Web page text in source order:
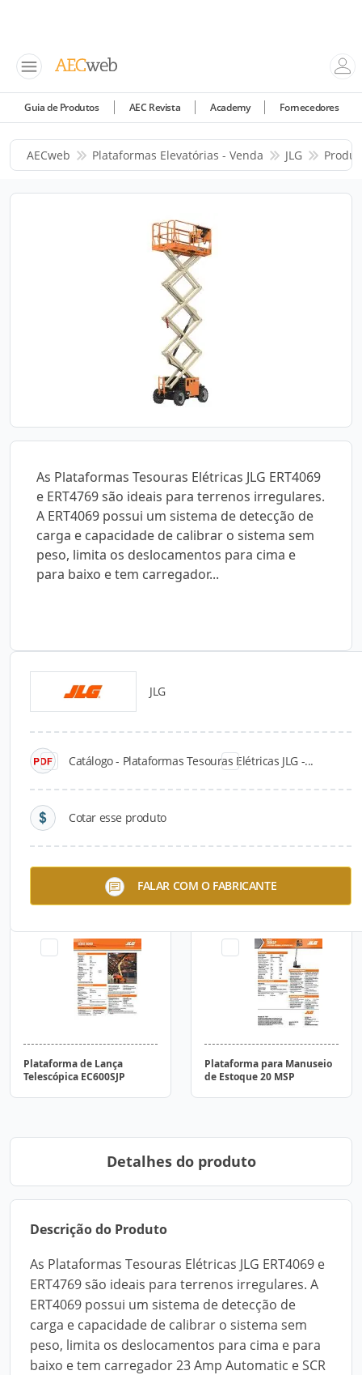
Guia de Produtos AEC Revista Academy Fornecedores
AECweb Plataformas Elevatórias - Venda JLG
As Plataformas Tesouras Elétricas JLG ERT4069
e ERT4769 são ideais para terrenos irregulares.
A ERT4069 possui um sistema de detecção de
carga e capacidade de calibrar o sistema sem
peso, limita os deslocamentos para cima e
para baixo e tem carregador...
JLG
Catálogo - Plataformas Tesouras Elétricas JLG -...
Cotar esse produto
FALAR COM O FABRICANTE
Catálogos para Download
Plataforma com Lança
Articulada JLG 450 AJ
Combustão JLG RT3369
Plataforma de Lança
Telescópica EC600SJP
Plataforma para Manuseio
de Estoque 20 MSP
Detalhes do produto
Descrição do Produto
As Plataformas Tesouras Elétricas JLG ERT4069 e
ERT4769 são ideais para terrenos irregulares. A
ERT4069 possui um sistema de detecção de
carga e capacidade de calibrar o sistema sem
peso, limita os deslocamentos para cima e para
baixo e tem carregador 23 Amp Automatic e SCR